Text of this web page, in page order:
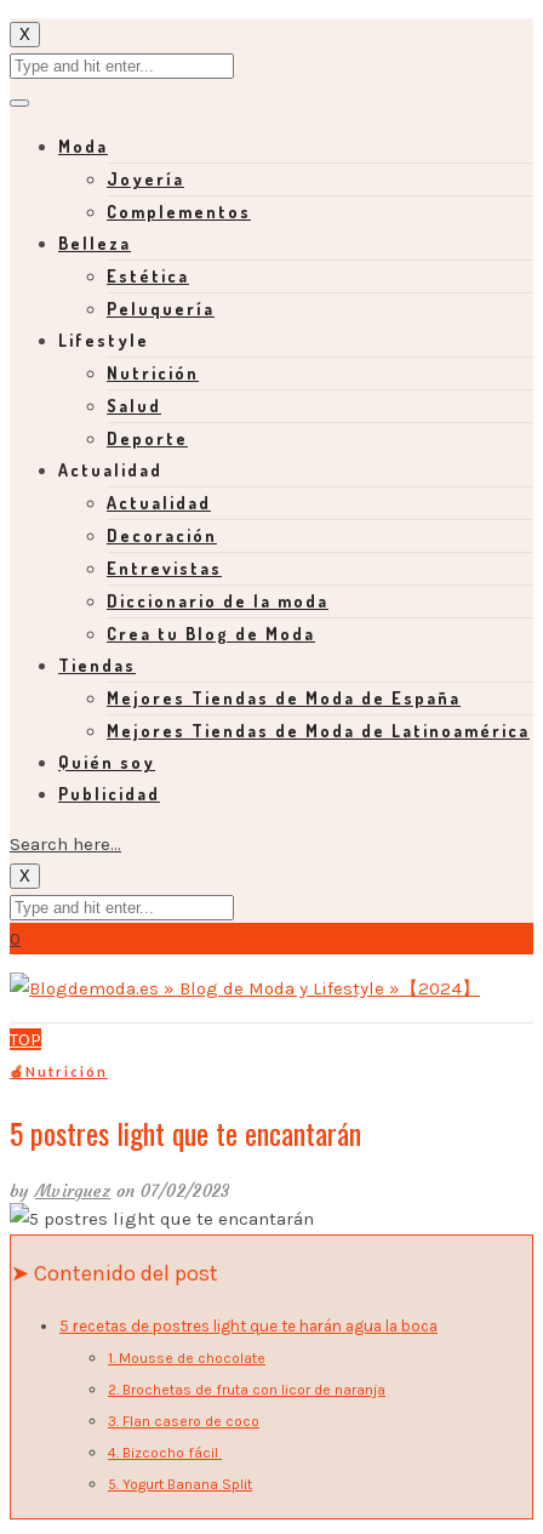
X
Moda
Joyería
Complementos
Belleza
Estética
Peluquería
Lifestyle
Nutrición
Salud
Deporte
Actualidad
Actualidad
Decoración
Entrevistas
Diccionario de la moda
Crea tu Blog de Moda
Tiendas
Mejores Tiendas de Moda de España
Mejores Tiendas de Moda de Latinoamérica
Quién soy
Publicidad
Search here...
X
0
TOP
🍎Nutrición
5 postres light que te encantarán
byMvirguez on 07/02/2023
➤ Contenido del post
5 recetas de postres light que te harán agua la boca
1. Mousse de chocolate
2. Brochetas de fruta con licor de naranja
3. Flan casero de coco
4. Bizcocho fácil
5. Yogurt Banana Split